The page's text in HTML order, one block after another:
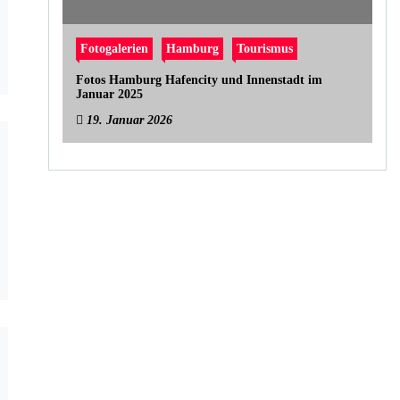
Fotogalerien Hamburg Tourismus
Fotos Hamburg Hafencity und Innenstadt im
Januar 2025
19. Januar 2026